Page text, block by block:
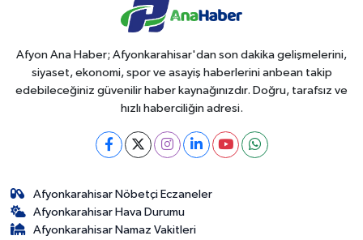
Afyon Ana Haber; Afyonkarahisar'dan son dakika gelişmelerini,
siyaset, ekonomi, spor ve asayiş haberlerini anbean takip
edebileceğiniz güvenilir haber kaynağınızdır. Doğru, tarafsız ve
hızlı haberciliğin adresi.
Afyonkarahisar Nöbetçi Eczaneler
Afyonkarahisar Hava Durumu
Afyonkarahisar Namaz Vakitleri